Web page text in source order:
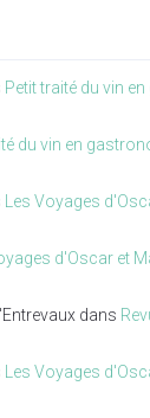
Petit traité du vin
du vin en
Les Voyages
d'Oscar et
dans
Les Voyages